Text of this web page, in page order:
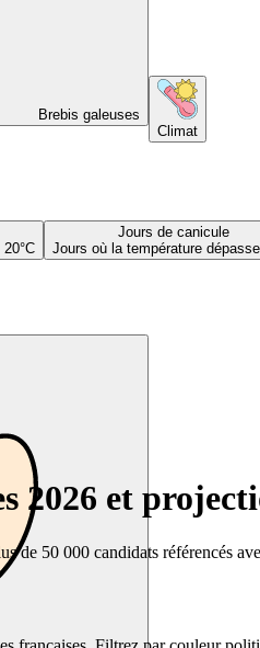
Brebis galeuses
Climat
Jours de canicule
Jours où la température
et
50 000 candidats référencés